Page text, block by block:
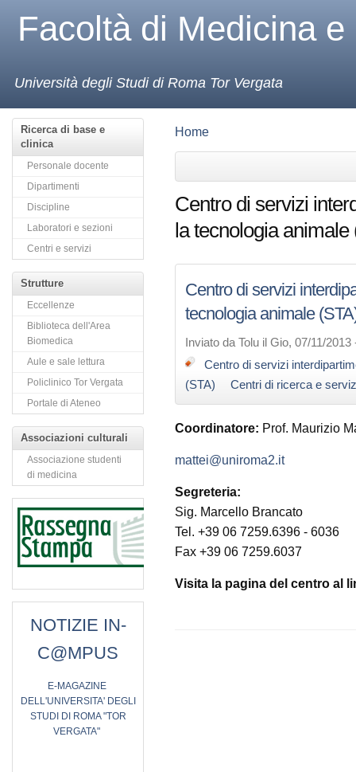
Facoltà di Medicina
Università degli Studi di Roma Tor Vergata
Ricerca di base e
clinica
Personale docente
Dipartimenti
Discipline
Laboratori e sezioni
Centri e servizi
Strutture
Eccellenze
Biblioteca dell'Area
Biomedica
Aule e sale lettura
Policlinico Tor Vergata
Portale di Ateneo
Associazioni culturali
Associazione studenti
di medicina
NOTIZIE IN-
C@MPUS
E-MAGAZINE
DELL'UNIVERSITA' DEGLI
STUDI DI ROMA "TOR
VERGATA"
Home
Centro di servizi
la tecnologia animale
Centro di servizi
tecnologia animale
Inviato da Tolu il Gio, 07/11/2013
Centro di servizi
(STA)
Centri di ricerca e
Coordinatore: Prof. Maurizio
mattei@uniroma2.it
Segreteria:
Sig. Marcello Brancato
Tel. +39 06 7259.6396 - 6036
Fax +39 06 7259.6037
Visita la pagina del centro al